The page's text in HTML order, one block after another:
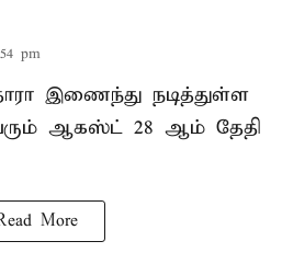
pm
இணைந்து நடித்துள்ள
ஆகஸ்ட் 28 ஆம் தேதி
More